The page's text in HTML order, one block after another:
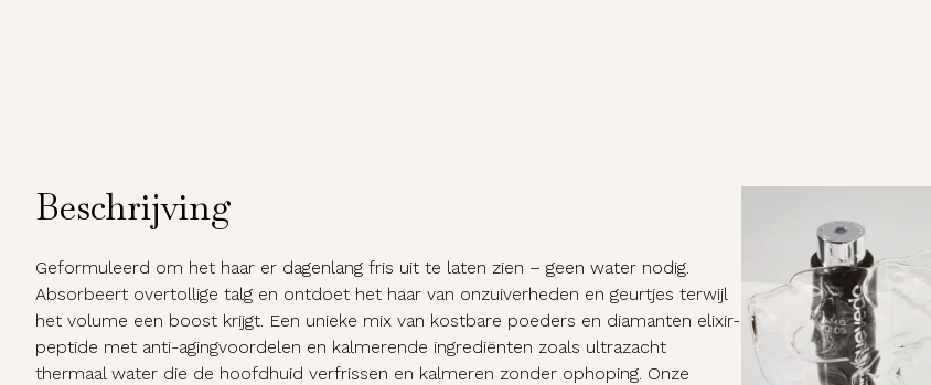
Beschrijving
Geformuleerd om het haar er dagenlang fris uit te laten zien – geen water nodig.
Absorbeert overtollige talg en ontdoet het haar van onzuiverheden en geurtjes terwijl
het volume een boost krijgt. Een unieke mix van kostbare poeders en diamanten elixir-
peptide met anti-agingvoordelen en kalmerende ingrediënten zoals ultrazacht
thermaal water die de hoofdhuid verfrissen en kalmeren zonder ophoping. Onze